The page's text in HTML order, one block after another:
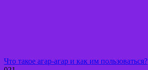
Что такое агар-агар и как им пользоваться?